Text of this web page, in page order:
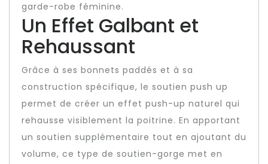
garde-robe féminine.
Un Effet Galbant et
Rehaussant
Grâce à ses bonnets paddés et à sa
construction spécifique, le soutien push up
permet de créer un effet push-up naturel qui
rehausse visiblement la poitrine. En apportant
un soutien supplémentaire tout en ajoutant du
volume, ce type de soutien-gorge met en